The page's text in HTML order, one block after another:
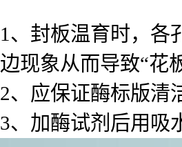
1、封板温育时，各
边现象从而导致“花
2、应保证酶标版清
3、加酶试剂后用吸